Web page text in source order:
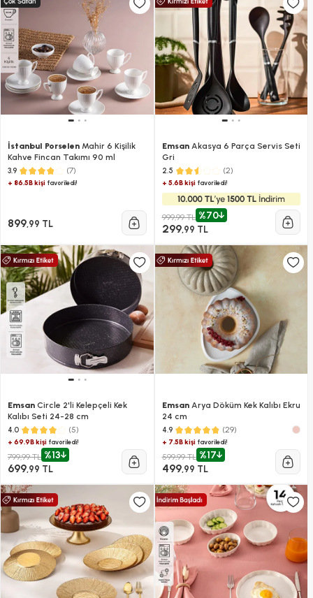
İstanbul Porselen Mahir 6 Kişilik
Kahve Fincan Takımı 90 ml
3.9 (7)
+ 86.5B kişi favoriledi!
899,99 TL
EmsanAkasya 6 Parça Servis Seti
Gri
2.5 (2)
+ 5.6B kişifavoriledi!
999,99 TL %70
299,99 TL
Emsan Circle 2'li Kelepçeli Kek
Kalıbı Seti 24-28 cm
4.0 (5)
+ 69.9B kişi favoriledi!
799,99 TL %13
699,99 TL
EmsanArya Döküm Kek Kalıbı Ekru
24 cm
4.9 (29)
+ 7.5B kişifavoriledi!
599,99 TL %17
499,99 TL